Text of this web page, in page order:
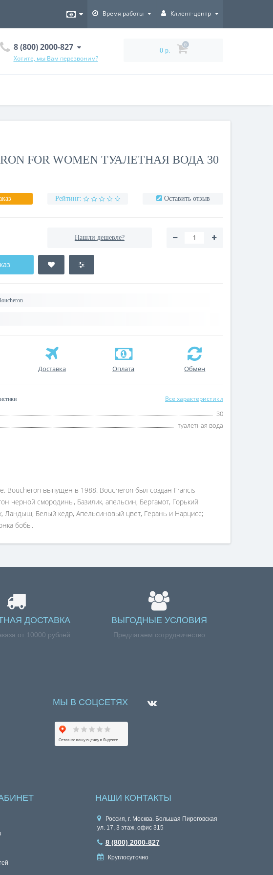
Время работы Клиент-центр
8 (800) 2000-827
Хотите, мы Вам перезвоним?
0 р.
0
FOR WOMEN ТУАЛЕТНАЯ ВОДА 30
Рейтинг: Оставить отзыв
Нашли дешевле?
Доставка Оплата Обмен
Все характеристики
30
туалетная вода
Boucheron выпущен в 1988. Boucheron был создан Francis
черной смородины, Базилик, апельсин, Бергамот, Горький
Ландыш, Белый кедр, Апельсиновый цвет, Герань и Нарцисс;
бобы.
ДОСТАВКА
от 10000 рублей
ВЫГОДНЫЕ УСЛОВИЯ
Предлагаем сотрудничество
МЫ В СОЦСЕТЯХ
НАШИ КОНТАКТЫ
Россия, г. Москва. Большая Пироговская
ул. 17, 3 этаж, офис 315
8 (800) 2000-827
Круглосуточно